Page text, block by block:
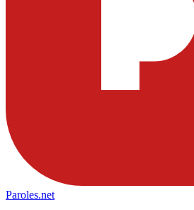
Paroles.net